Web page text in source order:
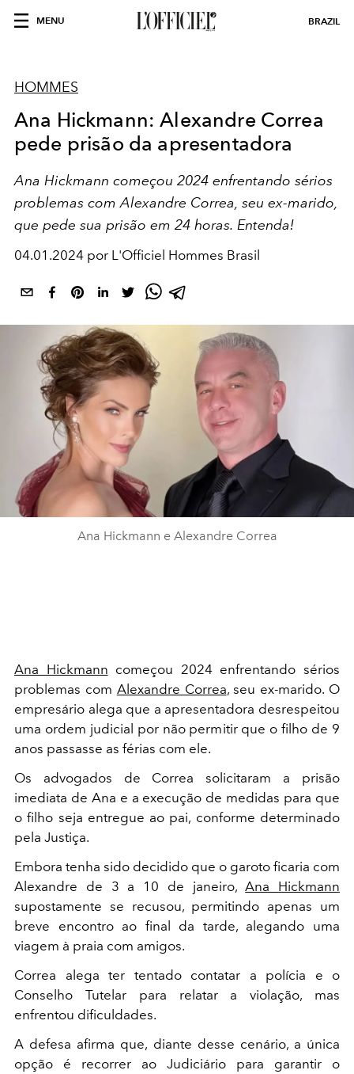
MENU BRAZIL
HOMMES
Ana Hickmann: Alexandre Correa
pede prisão da apresentadora
Ana Hickmann começou 2024 enfrentando sérios
problemas com Alexandre Correa , seu ex-marido,
que pede sua prisão em 24 horas. Entenda!
04.01.2024 por L'Officiel Hommes Brasil
Ana Hickmann e Alexandre Correa
Ana Hickmann começou 2024 enfrentando sérios
problemas com Alexandre Correa, seu ex-marido. O
empresário alega que a apresentadora desrespeitou
uma ordem judicial por não permitir que o filho de 9
anos passasse as férias com ele.
Os advogados de Correa solicitaram a prisão
imediata de Ana e a execução de medidas para que
o filho seja entregue ao pai, conforme determinado
pela Justiça.
Embora tenha sido decidido que o garoto ficaria com
Alexandre de 3 a 10 de janeiro,Ana Hickmann
supostamente se recusou, permitindo apenas um
breve encontro ao final da tarde, alegando uma
viagem à praia com amigos.
Correa alega ter tentado contatar a polícia e o
Conselho Tutelar para relatar a violação, mas
enfrentou dificuldades.
A defesa afirma que, diante desse cenário, a única
opção é recorrer ao Judiciário para garantir o